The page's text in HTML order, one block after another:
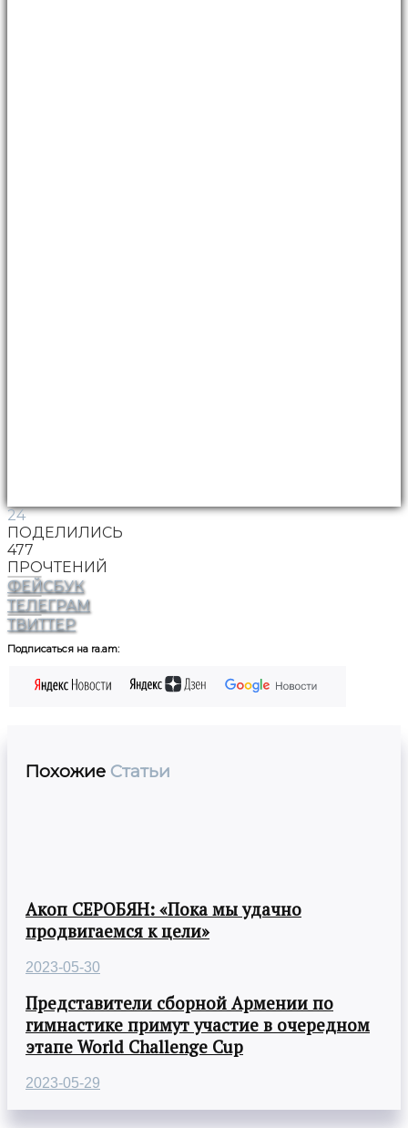
24
ПОДЕЛИЛИСЬ
477
ПРОЧТЕНИЙ
ФЕЙСБУК
ТЕЛЕГРАМ
ТВИТТЕР
Подписаться на ra.am:
Похожие Статьи
Акоп СЕРОБЯН: «Пока мы удачно
продвигаемся к цели»
2023-05-30
Представители сборной Армении по
гимнастике примут участие в очередном
этапе World Challenge Cup
2023-05-29